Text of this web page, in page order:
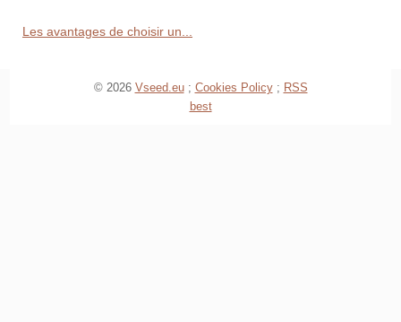
Les avantages de choisir un...
© 2026 Vseed.eu; Cookies Policy; RSS
best